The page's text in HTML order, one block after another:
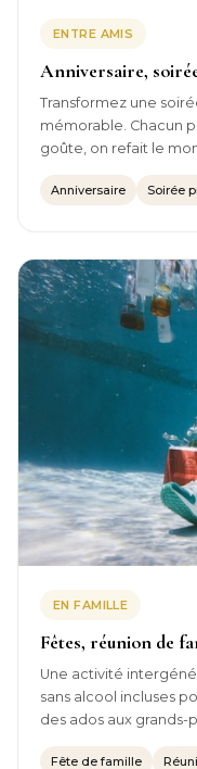
ENTRE AMIS
Anniversaire,
Transformez une
mémorable. Chacun
goûte, on refait le
Anniversaire Soirée
EN FAMILLE
Fêtes, réunion de
Une activité
sans alcool incluses
des ados aux grands-
Fête de famille